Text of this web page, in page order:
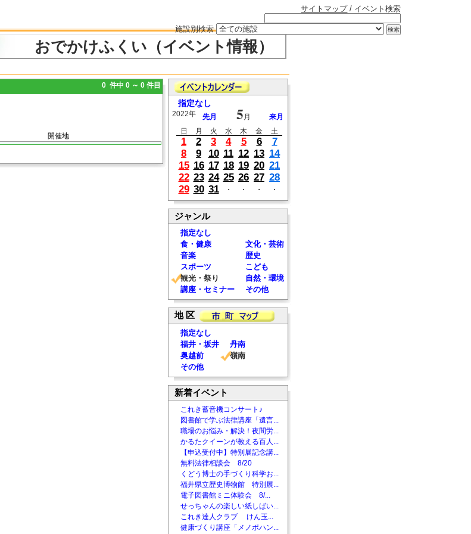
サイトマップ/ イベント検索
施設別検索
おでかけふくい（イベント情報）
0 件中 0 ～ 0 件目
開催地
指定なし
2022年 先月 5 月
来月
日
月 火 水 木 金 土
1 2 3 4 5 6
7
8
9 10 11 12 13 14
15 16 17 18 19 20 21
22 23 24 25 26 27 28
29 30 31 ・ ・ ・ ・
ジャンル
指定なし
食・健康
文化・芸術
音楽
歴史
スポーツ
こども
観光・祭り
自然・環境
講座・セミナー
その他
地 区
指定なし
福井・坂井
丹南
奥越前
嶺南
その他
新着イベント
これき蓄音機コンサート♪
図書館で学ぶ法律講座「遺言...
職場のお悩み・解決！夜間労...
かるたクイーンが教える百人...
【申込受付中】特別展記念講...
無料法律相談会 8/20
くどう博士の手づくり科学お...
福井県立歴史博物館 特別展...
電子図書館ミニ体験会 8/...
せっちゃんの楽しい紙しばい...
これき達人クラブ けん玉...
健康づくり講座「メノポハン...